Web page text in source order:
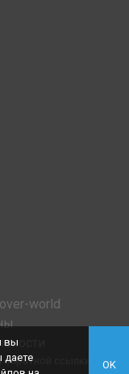
world
ссылки
вы
даете
OK